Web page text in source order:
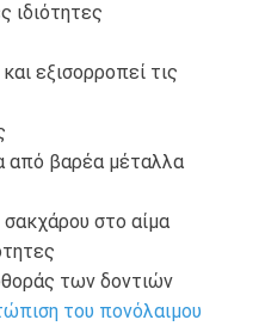
ιδιότητες
εξισορροπεί τις
από βαρέα μέταλλα
στο αίμα
των δοντιών
του πονόλαιμου